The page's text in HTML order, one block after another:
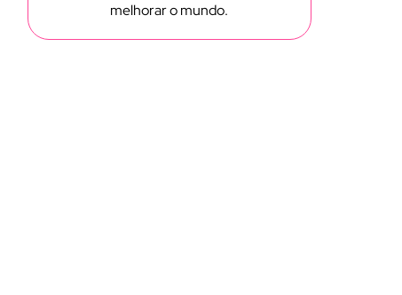
melhorar o mundo.